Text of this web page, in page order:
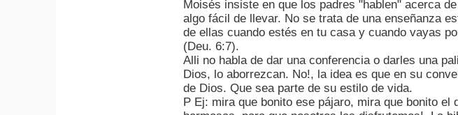
Moisés insiste en que los padres "hablen" acerca
algo fácil de llevar. No se trata de una enseñanza
de ellas cuando estés en tu casa y cuando vayas
(Deu. 6:7).
Alli no habla de dar una conferencia o darles una
Dios, lo aborrezcan. No!, la idea es que en su
de Dios. Que sea parte de su estilo de vida.
P Ej: mira que bonito ese pájaro, mira que bonito